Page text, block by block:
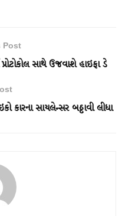
Post
સાથે ઉજવાશે હાઇફા ડે
કારના સાયલેન્સર બઠ્ઠાવી લીધા